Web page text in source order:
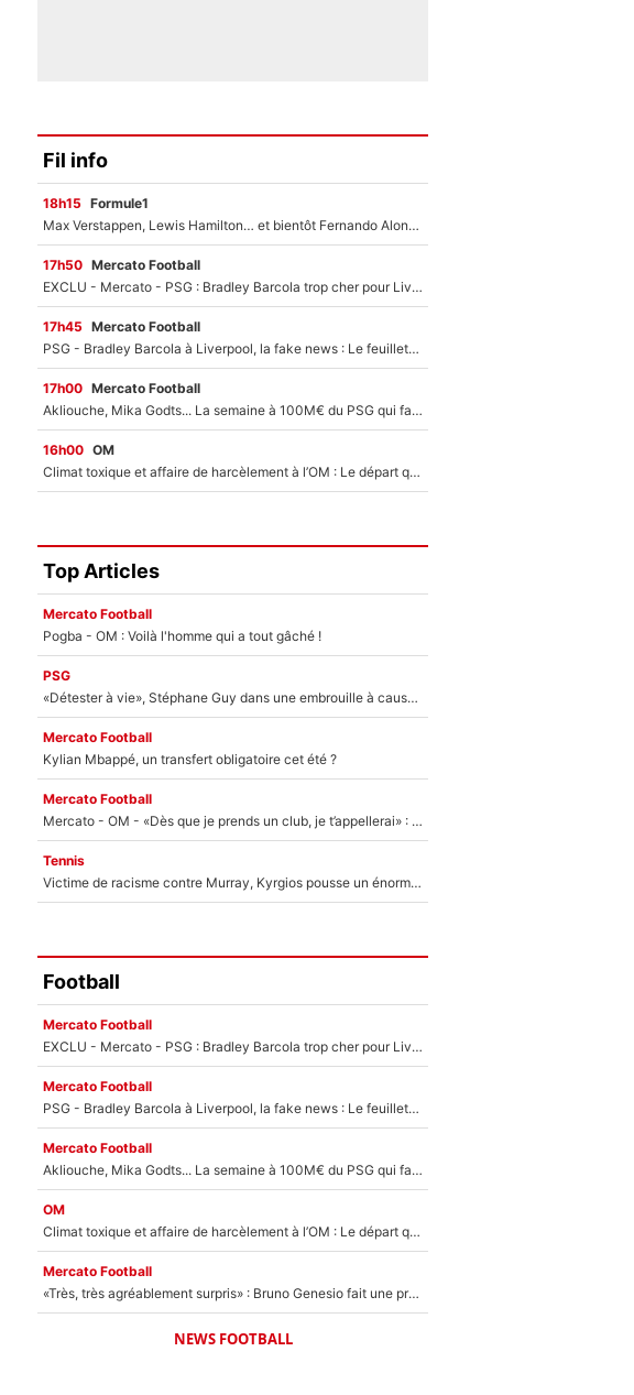
Fil info
18h15 Formule1
Max Verstappen, Lewis Hamilton… et bientôt Fernando Alonso ? Le classement des pilotes les mieux payés en Formule 1 risque de changer !
17h50 Mercato Football
EXCLU - Mercato - PSG : Bradley Barcola trop cher pour Liverpool
17h45 Mercato Football
PSG - Bradley Barcola à Liverpool, la fake news : Le feuilleton continue !
17h00 Mercato Football
Akliouche, Mika Godts... La semaine à 100M€ du PSG qui fait basculer le mercato du PSG !
16h00 OM
Climat toxique et affaire de harcèlement à l’OM : Le départ qui soulage le vestiaire de Bruno Genesio
Top Articles
Mercato Football
Pogba - OM : Voilà l'homme qui a tout gâché !
PSG
«Détester à vie», Stéphane Guy dans une embrouille à cause du PSG !
Mercato Football
Kylian Mbappé, un transfert obligatoire cet été ?
Mercato Football
Mercato - OM - «Dès que je prends un club, je t’appellerai» : La promesse de Marcelino au moment de claquer la porte
Tennis
Victime de racisme contre Murray, Kyrgios pousse un énorme coup de gueule !
Football
Mercato Football
EXCLU - Mercato - PSG : Bradley Barcola trop cher pour Liverpool
Mercato Football
PSG - Bradley Barcola à Liverpool, la fake news : Le feuilleton continue !
Mercato Football
Akliouche, Mika Godts... La semaine à 100M€ du PSG qui fait basculer le mercato du PSG !
OM
Climat toxique et affaire de harcèlement à l’OM : Le départ qui soulage le vestiaire de Bruno Genesio
Mercato Football
«Très, très agréablement surpris» : Bruno Genesio fait une promesse pour la suite du mercato de l’OM et rassure les supporters
NEWS FOOTBALL